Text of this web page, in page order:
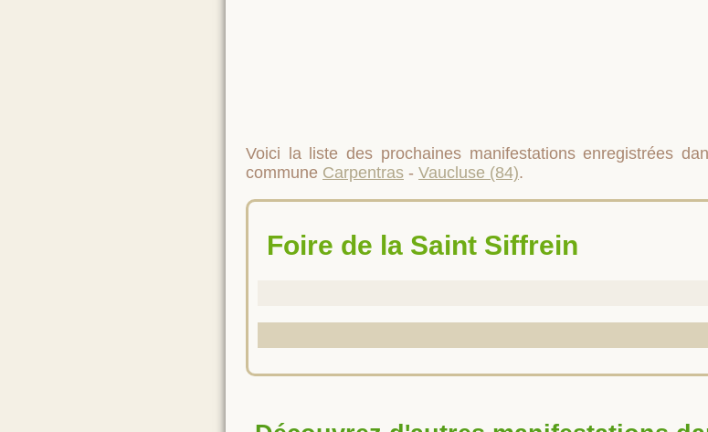
Voici la liste des prochaines manifestations enregistrées
commune Carpentras - Vaucluse (84).
Foire de la Saint Siffrein